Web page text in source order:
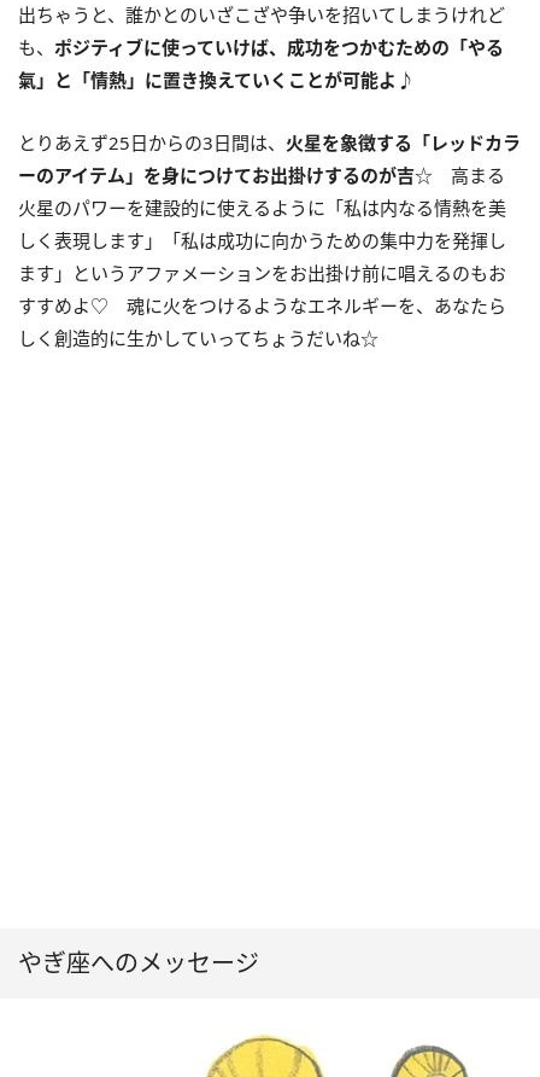
出ちゃうと、誰かとのいざこざや争いを招いてしまうけれど
も、 ポジティブに使っていけば、成功をつかむための「やる
氣」と「情熱」に置き換えていくことが可能よ ♪
とりあえず25日からの3日間は、 火星を象徴する「レッドカラ
ーのアイテム」を身につけてお出掛けするのが吉☆ 高まる
火星のパワーを建設的に使えるように「私は内なる情熱を美
しく表現します」「私は成功に向かうための集中力を発揮し
ます」というアファメーションをお出掛け前に唱えるのもお
すすめよ♡ 魂に火をつけるようなエネルギーを、あなたら
しく創造的に生かしていってちょうだいね☆
やぎ座へのメッセージ